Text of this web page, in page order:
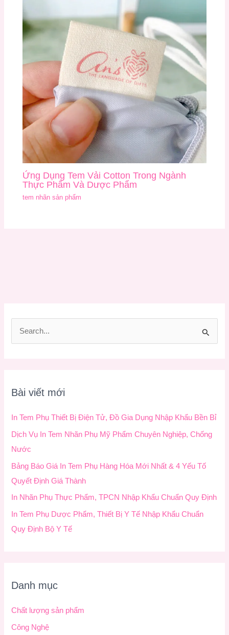
m
:
Bài viết mới
In Tem Phụ Thiết Bị Điện Tử, Đồ Gia Dụng Nhập Khẩu Bền Bỉ
Dịch Vụ In Tem Nhãn Phụ Mỹ Phẩm Chuyên Nghiệp, Chống
Nước
Bảng Báo Giá In Tem Phụ Hàng Hóa Mới Nhất & 4 Yếu Tố
Quyết Định Giá Thành
In Nhãn Phụ Thực Phẩm, TPCN Nhập Khẩu Chuẩn Quy Định
In Tem Phụ Dược Phẩm, Thiết Bị Y Tế Nhập Khẩu Chuẩn
Quy Định Bộ Y Tế
Danh mục
Chất lượng sản phẩm
Công Nghệ
Ứng Dụng Tem Vải Cotton Trong Ngành
Thực Phẩm Và Dược Phẩm
tem nhãn sản phẩm